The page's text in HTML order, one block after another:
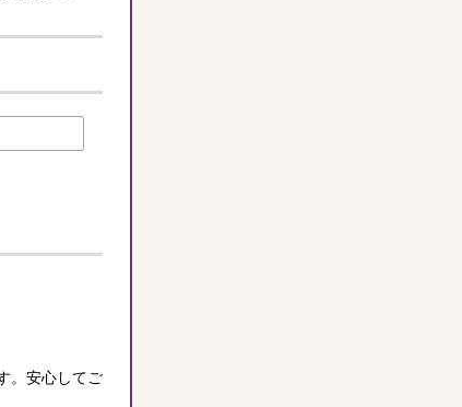
。安心してご